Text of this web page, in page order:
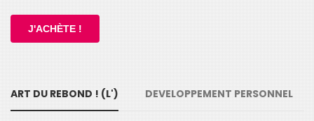
ART DU REBOND ! (L') DEVELOPPEMENT PERSONNEL